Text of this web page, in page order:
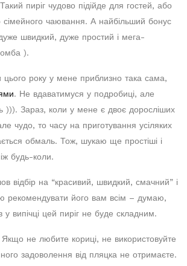
пиріг чудово підійде для гостей, або
чаювання. А найбільший бонус
швидкий, дуже простий і мега-
).
цього року у мене приблизно така сама,
. Не вдаватимуся у подробиці, але
))). Зараз, коли у мене є двоє доросліших
чудо, то часу на приготування усіляких
обмаль. Тож, шукаю ще простіші і
будь-коли.
відбір на “красивий, швидкий, смачний” і
рекомендувати його вам всім – думаю,
у випічці цей пиріг не буде складним.
Якщо не любите кориці, не використовуйте
задоволення від пляцка не отримаєте.